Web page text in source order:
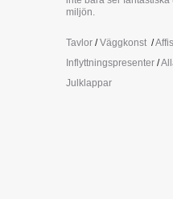
miljön.
Tavlor /Väggkonst /
Inflyttningspresenter /
Julklappar